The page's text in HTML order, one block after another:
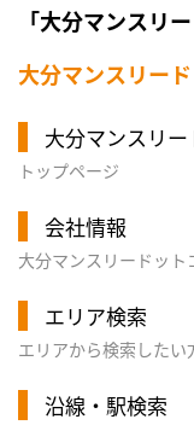
「大分マンスリ
大分マンスリー
大分マンスリ
トップページ
会社情報
大分マンスリードッ
エリア検索
エリアから検索したい
沿線・駅検索